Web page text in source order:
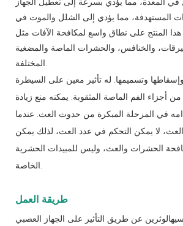
المستهدفة، مما يؤدي إلى الشلل والموت في
هذا المنتج على نطاق واسع لمكافحة الآفات مثل
والخنافس، والحشرات الماصة والمضغية
المختلفة.
وتسميمها. له تأثير معين على السيطرة
أجزاء الفم الماصة المثقوبة. يمكنه منع زيادة
في المرحلة المبكرة من حدوث العث. عندما
لا يمكن التحكم في عدد العث، لذلك يمكن
الحشرات والعث، وليس للمبيدات الحشرية
الخاصة.
طريقة العمل
عن طريق التأثير على الجهاز العصبي